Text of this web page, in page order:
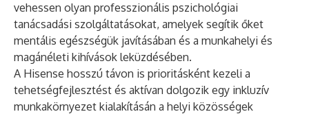
vehessen olyan professzionális pszichológiai
tanácsadási szolgáltatásokat, amelyek segítik őket
mentális egészségük javításában és a munkahelyi és
magánéleti kihívások leküzdésében.
A Hisense hosszú távon is prioritásként kezeli a
tehetségfejlesztést és aktívan dolgozik egy inkluzív
munkakörnyezet kialakításán a helyi közösségek